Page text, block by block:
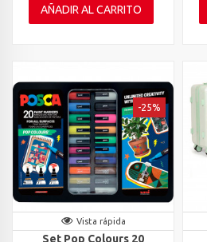
AÑADIR AL CARRITO
Vista rápida
Set Pop Colours 20
-25%